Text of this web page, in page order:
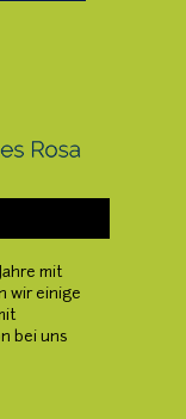
mit
wir einige
bei uns